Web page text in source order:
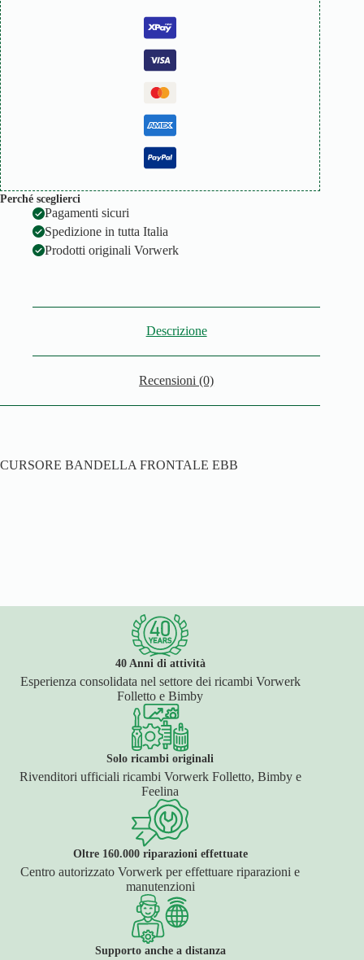
Perché sceglierci
Pagamenti sicuri
Spedizione in tutta Italia
Prodotti originali Vorwerk
Descrizione
Recensioni (0)
CURSORE BANDELLA FRONTALE EBB
40 Anni di attività
Esperienza consolidata nel settore dei ricambi Vorwerk
Folletto e Bimby
Solo ricambi originali
Rivenditori ufficiali ricambi Vorwerk Folletto, Bimby e
Feelina
Oltre 160.000 riparazioni effettuate
Centro autorizzato Vorwerk per effettuare riparazioni e
manutenzioni
Supporto anche a distanza